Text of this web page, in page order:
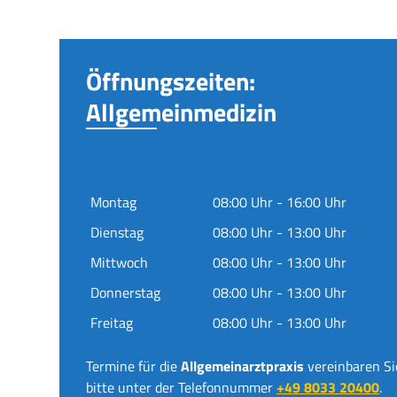
Öffnungszeiten:
Allgemeinmedizin
Montag
08:00 Uhr - 16:00 Uhr
Dienstag
08:00 Uhr - 13:00 Uhr
Mittwoch
08:00 Uhr - 13:00 Uhr
Donnerstag
08:00 Uhr - 13:00 Uhr
Freitag
08:00 Uhr - 13:00 Uhr
Termine für dieAllgemeinarztpraxis vereinbaren
bitte unter der Telefonnummer+49 8033 20400.